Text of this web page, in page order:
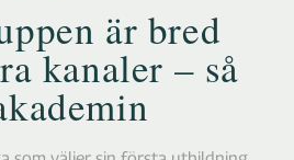
är bred
kanaler – så